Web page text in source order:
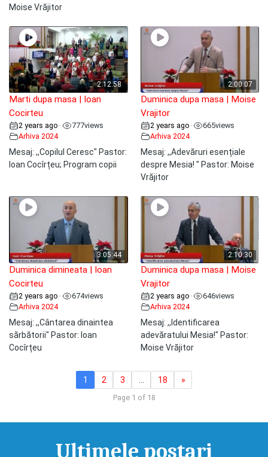
Moise Vrăjitor
2:12:58
Marti dupa masa | Ioan
Cocirteu
2 years ago • 777views
Arhiva 2024
Mesaj: ,,Copilul Ceresc" Pastor:
Ioan Cocîrțeu; Program copii
2:00:07
Duminica dupa masa | Moise
Vrajitor
2 years ago • 665views
Arhiva 2024
Mesaj: ,,Adevăruri esențiale
despre Mesia! " Pastor: Moise
Vrăjitor
3:05:44
Duminica dimineata | Ioan
Cocirteu
2 years ago • 674views
Arhiva 2024
Mesaj: ,,Cântarea dinaintea
sărbătorii" Pastor: Ioan
Cocîrțeu
2:10:30
Duminica dupa masa | Moise
Vrajitor
2 years ago • 646views
Arhiva 2024
Mesaj: ,,Identificarea
adevăratului Mesia!" Pastor:
Moise Vrăjitor
1 2 3 18 »
Page 1 of 18
Ultimele postari